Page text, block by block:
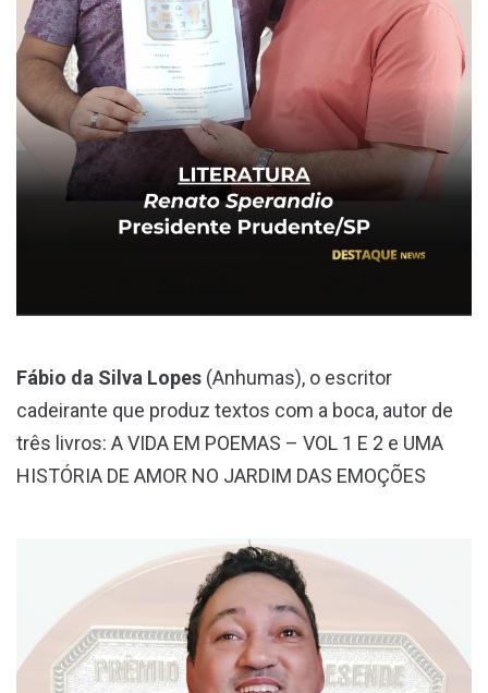
Fábio da Silva Lopes (Anhumas), o escritor
cadeirante que produz textos com a boca, autor de
três livros: A VIDA EM POEMAS – VOL 1 E 2 e UMA
HISTÓRIA DE AMOR NO JARDIM DAS EMOÇÕES